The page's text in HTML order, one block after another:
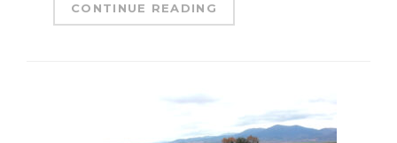
CONTINUE READING